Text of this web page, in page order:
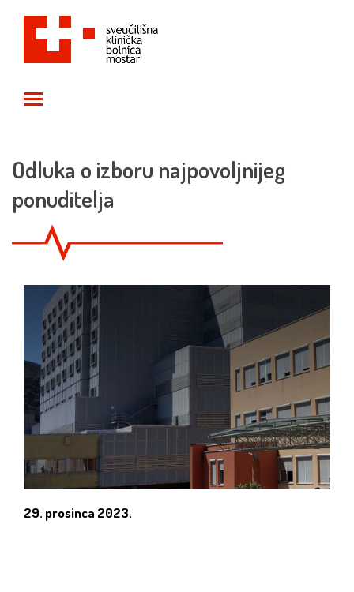
Odluka o izboru najpovoljnijeg
ponuditelja
29. prosinca 2023.